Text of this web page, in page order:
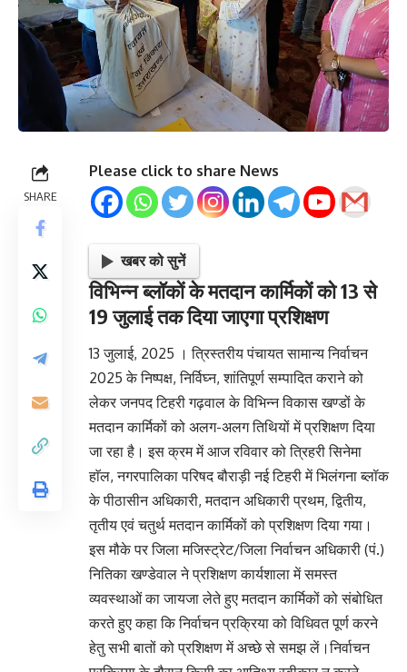
SHARE
Please click to share News
खबर को सुनें
विभिन्न ब्लॉकों के मतदान कार्मिकों को 13 से
19 जुलाई तक दिया जाएगा प्रशिक्षण
13 जुलाई, 2025 । त्रिस्तरीय पंचायत सामान्य निर्वाचन
2025 के निष्पक्ष, निर्विघ्न, शांतिपूर्ण सम्पादित कराने को
लेकर जनपद टिहरी गढ़वाल के विभिन्न विकास खण्डों के
मतदान कार्मिकों को अलग-अलग तिथियों में प्रशिक्षण दिया
जा रहा है। इस क्रम में आज रविवार को त्रिहरी सिनेमा
हाॅल, नगरपालिका परिषद बौराड़ी नई टिहरी में भिलंगना ब्लॉक
के पीठासीन अधिकारी, मतदान अधिकारी प्रथम, द्वितीय,
तृतीय एवं चतुर्थ मतदान कार्मिकों को प्रशिक्षण दिया गया।
इस मौके पर जिला मजिस्ट्रेट/जिला निर्वाचन अधिकारी (पं.)
नितिका खण्डेवाल ने प्रशिक्षण कार्यशाला में समस्त
व्यवस्थाओं का जायजा लेते हुए मतदान कार्मिकों को संबोधित
करते हुए कहा कि निर्वाचन प्रक्रिया को विधिवत पूर्ण करने
हेतु सभी बातों को प्रशिक्षण में अच्छे से समझ लें।निर्वाचन